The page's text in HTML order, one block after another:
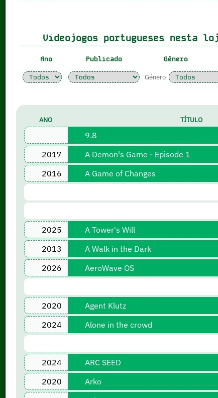
Videojogos portugueses nesta
Ano Publicado Género
Género
ANO TÍTULO
9.8
2017
A Demon's Game - Episode 1
2016
A Game of Changes
2025 A Tower's Will
2013
A Walk in the Dark
2026 AeroWave OS
2020
Agent Klutz
2024
Alone in the crowd
2024
ARC SEED
2020 Arko